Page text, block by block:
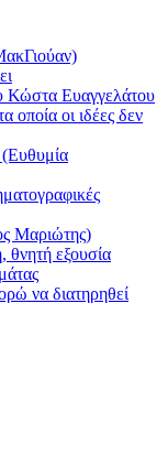
Κώστα Ευαγγελάτου
οποία οι ιδέες δεν
(Ευθυμία
Μαριώτης)
εξουσία
να διατηρηθεί